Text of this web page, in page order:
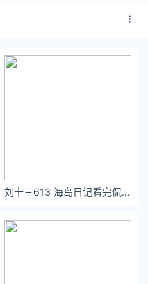
刘十三613 海岛日记看完侃爷要变黑人了 - 小红书